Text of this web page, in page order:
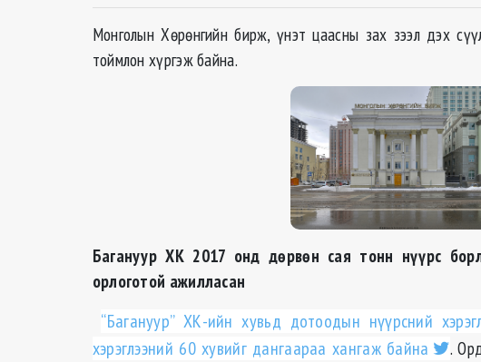
Монголын Хөрөнгийн бирж, үнэт цаасны зах зээл дэх
тоймлон хүргэж байна.
Багануур ХК 2017 онд дөрвөн сая тонн нүүрс
орлоготой ажилласан
“Багануур” ХК-ийн хувьд дотоодын нүүрсний
хэрэглээний 60 хувийг дангаараа хангаж байна
.